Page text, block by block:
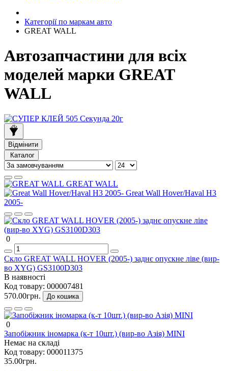
Категорії по маркам авто
GREAT WALL
Автозапчастини для всіх
моделей марки GREAT
WALL
Відмінити
Каталог
GREAT WALL
Great Wall Hover/Haval H3
2005-
0
Скло GREAT WALL HOVER (2005-) заднє опускне ліве (вир-
во XYG) GS3100D303
В наявності
Код товару: 000007481
570.00грн.
До кошика
0
Запобіжник іномарка (к-т 10шт.) (вир-во Азія) MINI
Немає на складі
Код товару: 000011375
35.00грн.